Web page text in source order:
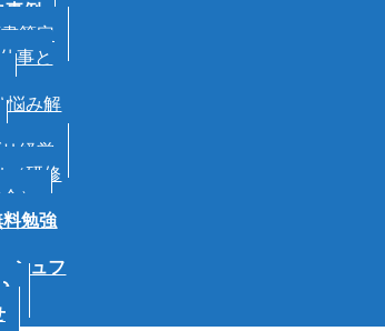
事例
策定
事と
悩み解
経営
（研修
）
勉強
シュフ